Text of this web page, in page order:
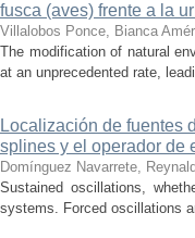
fusca (aves) frente a la
Villalobos Ponce, Bianca
The modification of natural
at an unprecedented rate,
Localización de fuentes
splines y el operador de
Domínguez Navarrete,
Sustained oscillations,
systems. Forced oscillations